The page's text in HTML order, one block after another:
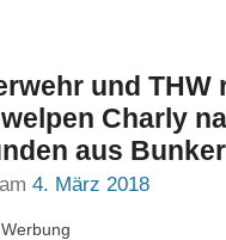
und THW
Charly
aus
4. März 2018